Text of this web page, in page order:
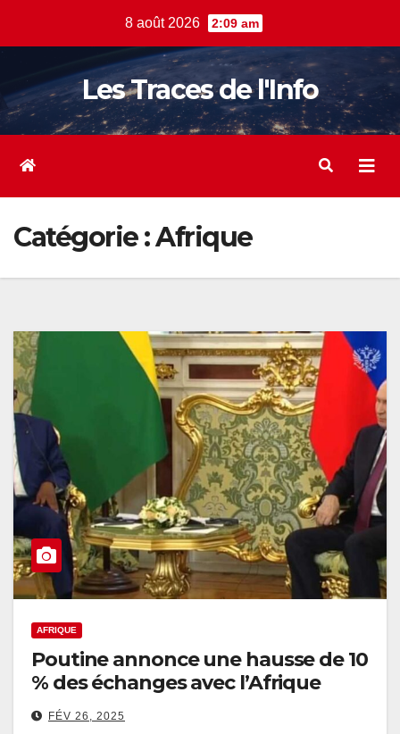
8 août 2026 2:09 am
Les Traces de l'Info
Catégorie :Afrique
AFRIQUE
Poutine annonce une hausse de 10
% des échanges avec l’Afrique
FÉV 26, 2025